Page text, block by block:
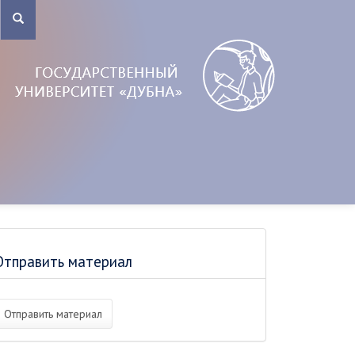
материал
Отправить материал